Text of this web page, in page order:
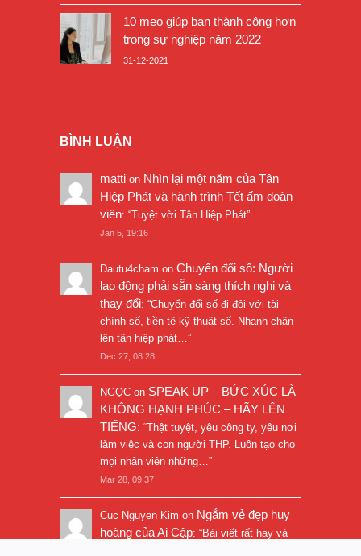
10 mẹo giúp bạn thành công hơn
trong sự nghiệp năm 2022
31-12-2021
BÌNH LUẬN
matti on Nhìn lại một năm của Tân
Hiệp Phát và hành trình Tết ấm đoàn
viên: “Tuyệt vời Tân Hiệp Phát”
Jan 5, 19:16
Dautu4cham on Chuyển đổi số: Người
lao động phải sẵn sàng thích nghi và
thay đổi: “Chuyển đổi số đi đôi với tài
chính số, tiền tệ kỹ thuật số. Nhanh chân
lên tân hiệp phát…”
Dec 27, 08:28
NGỌC on SPEAK UP – BỨC XÚC LÀ
KHÔNG HẠNH PHÚC – HÃY LÊN
TIẾNG: “Thật tuyệt, yêu công ty, yêu nơi
làm việc và con người THP. Luôn tạo cho
mọi nhân viên những…”
Mar 28, 09:37
Cuc Nguyen Kim on Ngắm vẻ đẹp huy
hoàng của Ai Cập: “Bài viết rất hay và